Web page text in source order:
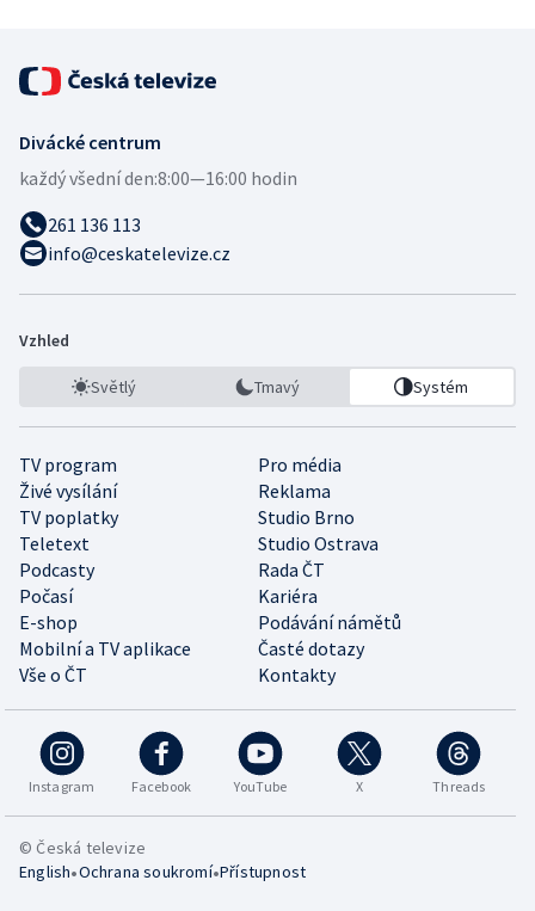
Divácké centrum
každý všední den:8:00—16:00 hodin
261 136 113
info@ceskatelevize.cz
Vzhled
Světlý Tmavý Systém
TV program
Pro média
Živé vysílání
Reklama
TV poplatky
Studio Brno
Teletext
Studio Ostrava
Podcasty
Rada ČT
Počasí
Kariéra
E-shop
Podávání námětů
Mobilní a TV aplikace
Časté dotazy
Vše o ČT
Kontakty
Instagram Facebook YouTube X Threads
© Česká televize
English•Ochrana soukromí•Přístupnost